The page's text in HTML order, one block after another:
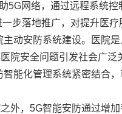
网络，通过远程系统
步落地推广，对提升医疗
主动安防系统建设。医院
院安全问题引发社会广泛
能化管理系统紧密结合
外，5G智能安防通过增